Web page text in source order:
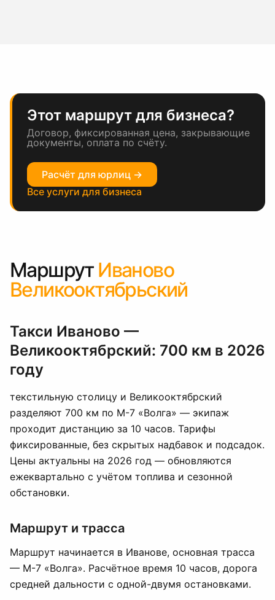
Этот маршрут для бизнеса?
Договор, фиксированная цена, закрывающие
документы, оплата по счёту.
Расчёт для юрлиц →
Все услуги для бизнеса
Маршрут Иваново
Великооктябрьский
Такси Иваново —
Великооктябрский: 700 км в 2026
году
текстильную столицу и Великооктябрский
разделяют 700 км по М-7 «Волга» — экипаж
проходит дистанцию за 10 часов. Тарифы
фиксированные, без скрытых надбавок и подсадок.
Цены актуальны на 2026 год — обновляются
ежеквартально с учётом топлива и сезонной
обстановки.
Маршрут и трасса
Маршрут начинается в Иванове, основная трасса
— М-7 «Волга». Расчётное время 10 часов, дорога
средней дальности с одной-двумя остановками.